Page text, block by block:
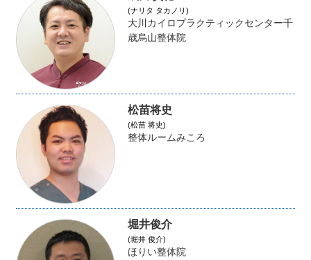
(ナリタ タカノリ)
大川カイロプラクティックセンター千
歳烏山整体院
松苗将史
(松苗 将史)
整体ルームみころ
堀井俊介
(堀井 俊介)
ほりい整体院